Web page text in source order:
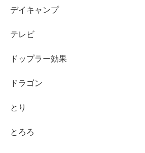
デイキャンプ
テレビ
ドップラー効果
ドラゴン
とり
とろろ